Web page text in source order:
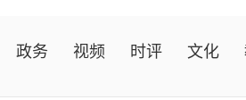
政务 视频 时评 文化